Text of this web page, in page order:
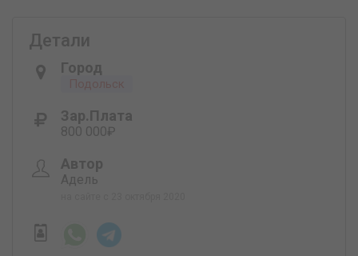
Детали
Город
Подольск
Зар.плата
800 000₽
Автор
Адель